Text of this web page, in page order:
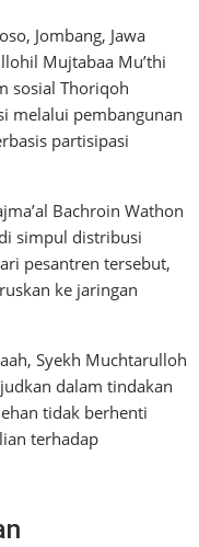
Jombang, Jawa
Mujtabaa Mu’thi
sosial Thoriqoh
melalui pembangunan
partisipasi
Bachroin Wathon
simpul distribusi
pesantren tersebut,
ke jaringan
Syekh Muchtarulloh
dalam tindakan
tidak berhenti
terhadap